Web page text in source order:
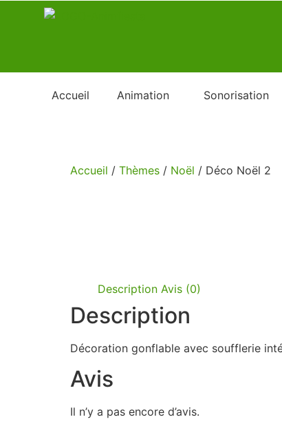
Accueil Animation Sonorisation
Accueil / Thèmes / Noël / Déco Noël 2
Description Avis (0)
Description
Décoration gonflable avec soufflerie
Avis
Il n’y a pas encore d’avis.